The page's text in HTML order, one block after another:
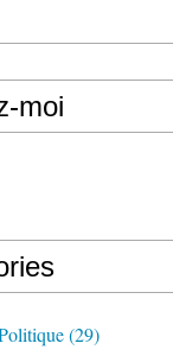
moi
(29)